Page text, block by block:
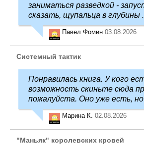
заниматься разведкой -
сказать, щупальца в глубины
Павел Фомин 03.08.2026
Системный тактик
Понравилась книга. У кого
возможность скиньте сюда
пожалуйста. Оно уже есть, но
Марина К. 02.08.2026
"Маньяк" королевских кровей